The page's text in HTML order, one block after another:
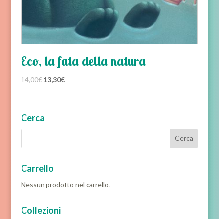
Eco, la fata della natura
14,00€ Il
14,00€.
13,30€Il
Cerca
Carrello
Nessun prodotto nel carrello.
Collezioni